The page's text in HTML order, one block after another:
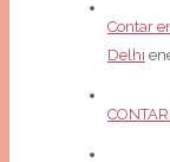
Contar
Delhi